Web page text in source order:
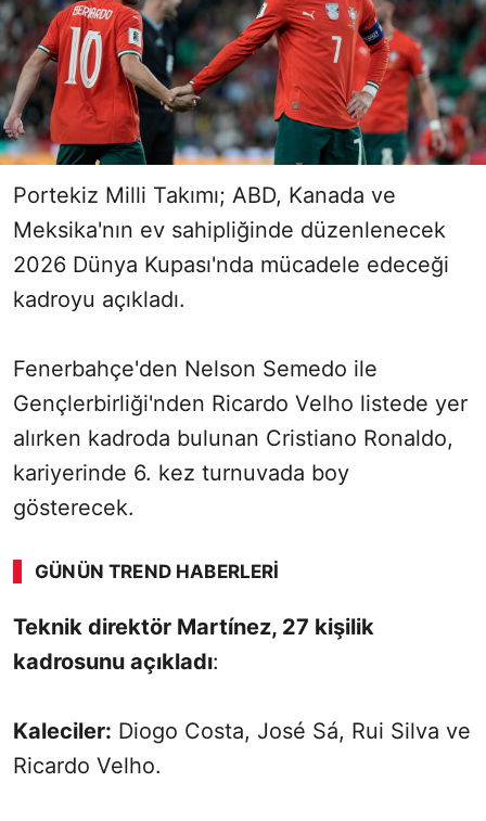
Portekiz Milli Takımı; ABD, Kanada ve
Meksika'nın ev sahipliğinde düzenlenecek
2026 Dünya Kupası'nda mücadele edeceği
kadroyu açıkladı.
Fenerbahçe'den Nelson Semedo ile
Gençlerbirliği'nden Ricardo Velho listede yer
alırken kadroda bulunan Cristiano Ronaldo,
kariyerinde 6. kez turnuvada boy
gösterecek.
GÜNÜN TREND HABERLERI
Teknik direktör Martínez, 27 kişilik
kadrosunu açıkladı:
Kaleciler: Diogo Costa, José Sá, Rui Silva ve
Ricardo Velho.